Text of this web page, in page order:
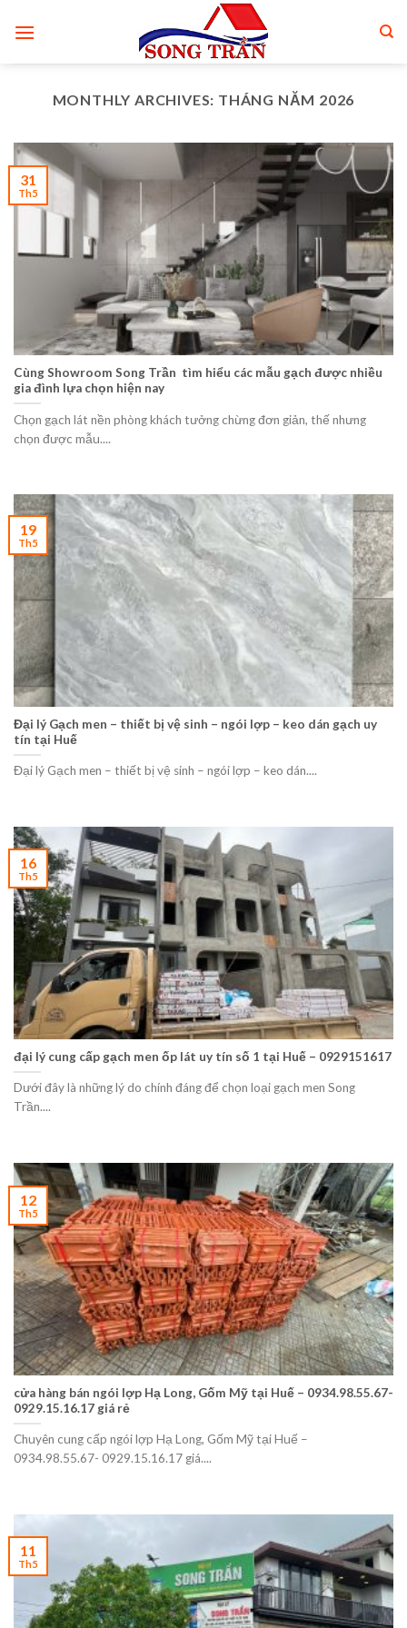
MONTHLY ARCHIVES: THÁNG NĂM 2026
Cùng Showroom Song Trần tìm hiểu các mẫu gạch được nhiều
gia đình lựa chọn hiện nay
Chọn gạch lát nền phòng khách tưởng chừng đơn giản, thế nhưng
chọn được mẫu....
31
Th5
Đại lý Gạch men – thiết bị vệ sinh – ngói lợp – keo dán gạch uy
tín tại Huế
Đại lý Gạch men – thiết bị vệ sinh – ngói lợp – keo dán....
19
Th5
đại lý cung cấp gạch men ốp lát uy tín số 1 tại Huế – 0929151617
Dưới đây là những lý do chính đáng để chọn loại gạch men Song
Trần....
16
Th5
cửa hàng bán ngói lợp Hạ Long, Gốm Mỹ tại Huế – 0934.98.55.67-
0929.15.16.17 giá rẻ
Chuyên cung cấp ngói lợp Hạ Long, Gốm Mỹ tại Huế –
0934.98.55.67- 0929.15.16.17 giá....
12
Th5
11
Th5